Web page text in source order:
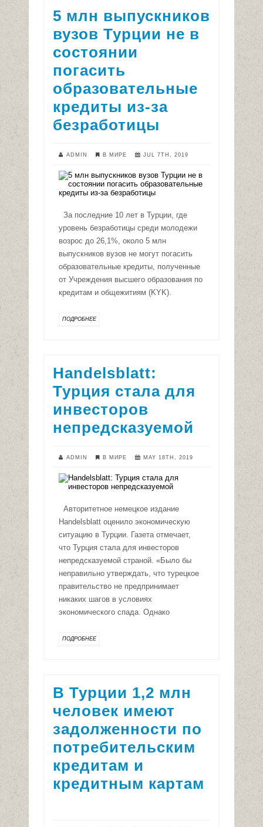
5 млн выпускников
вузов Турции не в
состоянии
погасить
образовательные
кредиты из-за
безработицы
ADMIN В МИРЕ JUL 7TH, 2019
За последние 10 лет в Турции, где
уровень безработицы среди молодежи
возрос до 26,1%, около 5 млн
выпускников вузов не могут погасить
образовательные кредиты, полученные
от Учреждения высшего образования по
кредитам и общежитиям (KYK).
ПОДРОБНЕЕ
Handelsblatt:
Турция стала для
инвесторов
непредсказуемой
ADMIN В МИРЕ MAY 18TH, 2019
Авторитетное немецкое издание
Handelsblatt оценило экономическую
ситуацию в Турции. Газета отмечает,
что Турция стала для инвесторов
непредсказуемой страной. «Было бы
неправильно утверждать, что турецкое
правительство не предпринимает
никаких шагов в условиях
экономического спада. Однако
ПОДРОБНЕЕ
В Турции 1,2 млн
человек имеют
задолженности по
потребительским
кредитам и
кредитным картам